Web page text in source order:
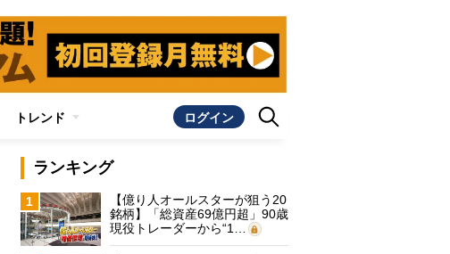
トレンド ログイン
ランキング
1
【億り人オールスターが狙う20
銘柄】「総資産69億円超」90歳
現役トレーダーから“1…